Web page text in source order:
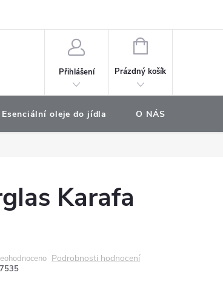
Přihlášení
NÁKUPNÍ
Prázdný košík
Esenciální oleje do jídla O NÁS
Karafa
Podrobnosti hodnocení